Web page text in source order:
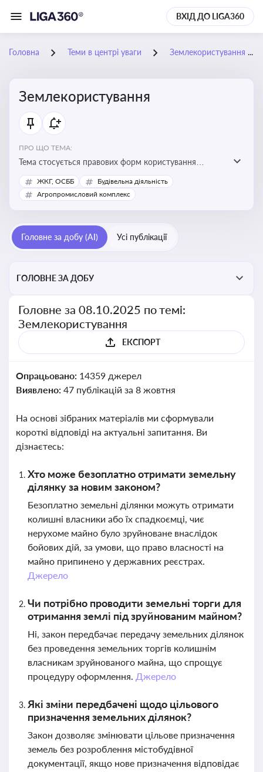
ВХІД ДО LIGA360
Головна Теми в центрі уваги Землекористування
Землекористування
ПРО ЩО ТЕМА:
Тема стосується правових форм користування
землею, зокрема умов доступу, володіння та
користування земельними ділянками різних форм
ЖКГ, ОСББ
Будівельна діяльність
Агропромисловий комплекс
Головне за добу (AI) Усі публікації
ГОЛОВНЕ ЗА ДОБУ
Головне за 08.10.2025 по темі:
Землекористування
ЕКСПОРТ
Опрацьовано: 14359 джерел
Виявлено: 47 публікацій за 8 жовтня
На основі зібраних матеріалів ми сформували
короткі відповіді на актуальні запитання. Ви
дізнаєтесь:
Хто може безоплатно отримати земельну
ділянку за новим законом?
Безоплатно земельні ділянки можуть отримати
колишні власники або їх спадкоємці, чиє
нерухоме майно було зруйноване внаслідок
бойових дій, за умови, що право власності на
майно припинено у державних реєстрах.
Джерело
Чи потрібно проводити земельні торги для
отримання землі під зруйнованим майном?
Ні, закон передбачає передачу земельних ділянок
без проведення земельних торгів колишнім
власникам зруйнованого майна, що спрощує
процедуру оформлення. Джерело
Які зміни передбачені щодо цільового
призначення земельних ділянок?
Закон дозволяє змінювати цільове призначення
земель без розроблення містобудівної
документації, якщо нове призначення відповідає